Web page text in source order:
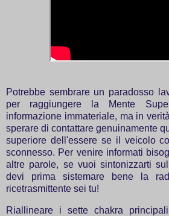
Potrebbe sembrare un paradosso
per raggiungere la Mente
informazione immateriale, ma in
sperare di contattare genuinamente
superiore dell'essere se il veicolo
sconnesso. Per venire informati
altre parole, se vuoi sintonizzarti
devi prima sistemare bene la
ricetrasmittente sei tu!
Riallineare i sette chakra